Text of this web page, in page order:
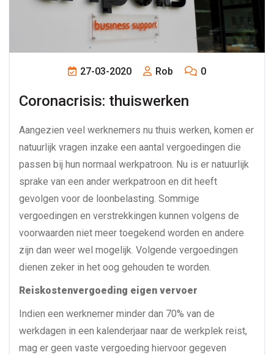
27-03-2020 Rob 0
Coronacrisis: thuiswerken
Aangezien veel werknemers nu thuis werken, komen er
natuurlijk vragen inzake een aantal vergoedingen die
passen bij hun normaal werkpatroon. Nu is er natuurlijk
sprake van een ander werkpatroon en dit heeft
gevolgen voor de loonbelasting. Sommige
vergoedingen en verstrekkingen kunnen volgens de
voorwaarden niet meer toegekend worden en andere
zijn dan weer wel mogelijk. Volgende vergoedingen
dienen zeker in het oog gehouden te worden.
Reiskostenvergoeding eigen vervoer
Indien een werknemer minder dan 70% van de
werkdagen in een kalenderjaar naar de werkplek reist,
mag er geen vaste vergoeding hiervoor gegeven